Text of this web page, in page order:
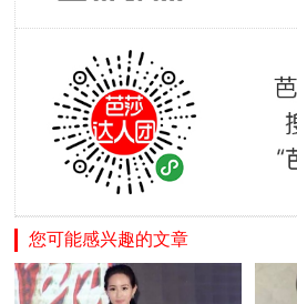
您可能感兴趣的文章